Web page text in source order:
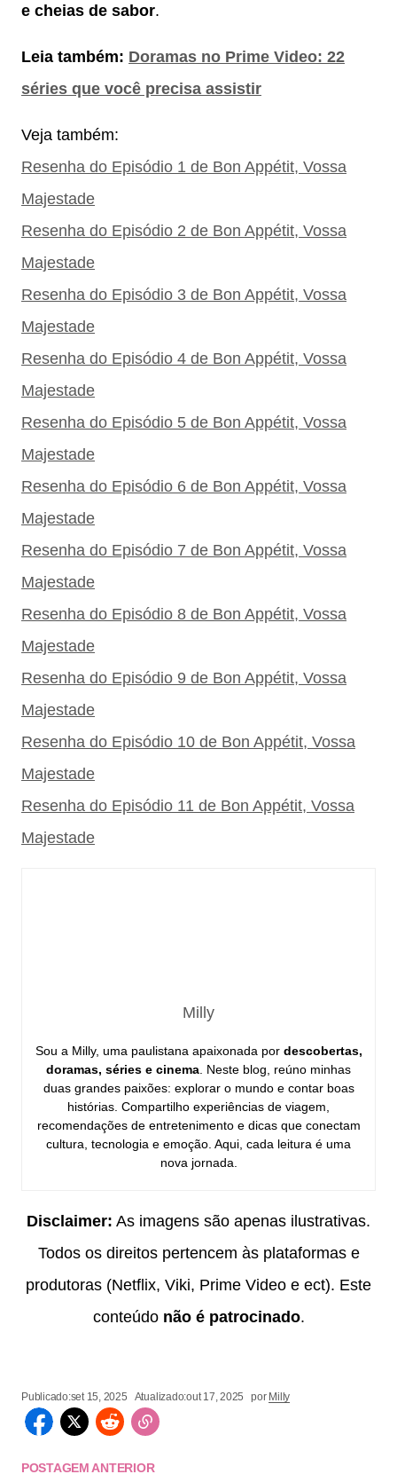
e cheias de sabor.
Leia também: Doramas no Prime Video: 22
séries que você precisa assistir
Veja também:
Resenha do Episódio 1 de Bon Appétit, Vossa
Majestade
Resenha do Episódio 2 de Bon Appétit, Vossa
Majestade
Resenha do Episódio 3 de Bon Appétit, Vossa
Majestade
Resenha do Episódio 4 de Bon Appétit, Vossa
Majestade
Resenha do Episódio 5 de Bon Appétit, Vossa
Majestade
Resenha do Episódio 6 de Bon Appétit, Vossa
Majestade
Resenha do Episódio 7 de Bon Appétit, Vossa
Majestade
Resenha do Episódio 8 de Bon Appétit, Vossa
Majestade
Resenha do Episódio 9 de Bon Appétit, Vossa
Majestade
Resenha do Episódio 10 de Bon Appétit, Vossa
Majestade
Resenha do Episódio 11 de Bon Appétit, Vossa
Majestade
Milly
Sou a Milly, uma paulistana apaixonada por descobertas,
doramas, séries e cinema . Neste blog, reúno minhas
duas grandes paixões: explorar o mundo e contar boas
histórias. Compartilho experiências de viagem,
recomendações de entretenimento e dicas que conectam
cultura, tecnologia e emoção. Aqui, cada leitura é uma
nova jornada.
Disclaimer: As imagens são apenas ilustrativas.
Todos os direitos pertencem às plataformas e
produtoras (Netflix, Viki, Prime Video e ect). Este
conteúdo não é patrocinado.
Publicado:set 15, 2025 Atualizado:out 17, 2025 por Milly
POSTAGEM ANTERIOR